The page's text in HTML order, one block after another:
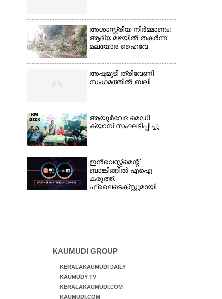
അശാസ്ത്രീയ നിർമ്മാണം:
ആദ്യ മഴയിൽ തകർന്ന്
മലയോര ഹൈവേ
അഷ്ടമുടി ത്രിവേണി
സംഗമത്തിൽ ബലി
ആയുർവേദ മെഡി.
ക്യാമ്പ് സംഘടിപ്പിച്ചു
ഇൻവെസ്റ്റ്മെന്റ്
ബാങ്കിങ്ങിൽ എഐ
കരുത്ത്:
ഫ്ലൈടെക്സ്റ്റുമായി
ഐഐഎഫ്എൽ
KAUMUDI GROUP
KERALAKAUMUDI DAILY
KAUMUDY TV
KERALAKAUMUDI.COM
KAUMUDI.COM